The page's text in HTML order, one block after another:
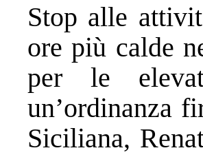
Stop alle
ore più calde
per le
un’ordinanza
Siciliana,